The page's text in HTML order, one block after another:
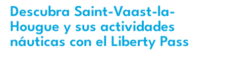
Descubra Saint-Vaast-la-
Hougue y sus actividades
náuticas con el Liberty Pass